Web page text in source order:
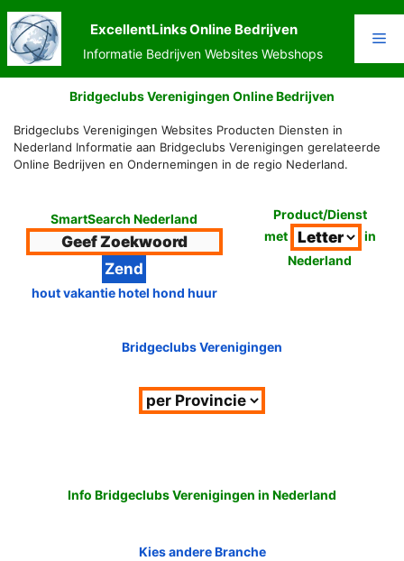
Ga
naar
de
inhoud
ExcellentLinks Online Bedrijven
Informatie Bedrijven Websites Webshops
Bridgeclubs Verenigingen Online Bedrijven
Bridgeclubs Verenigingen Websites Producten Diensten in
Nederland Informatie aan Bridgeclubs Verenigingen gerelateerde
Online Bedrijven en Ondernemingen in de regio Nederland.
SmartSearch Nederland
hout vakantie hotel hond huur
Product/Dienst
met
in
Nederland
Bridgeclubs Verenigingen
Info Bridgeclubs Verenigingen in Nederland
Kies andere Branche